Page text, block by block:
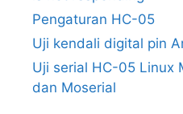
Pengaturan HC-05
Uji kendali digital pin
Uji serial HC-05 Linux
dan Moserial